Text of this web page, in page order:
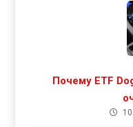
Почему ETF